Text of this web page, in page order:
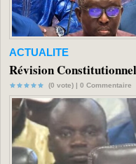
ACTUALITE
Révision
(0 vote) | 0 Commentaire